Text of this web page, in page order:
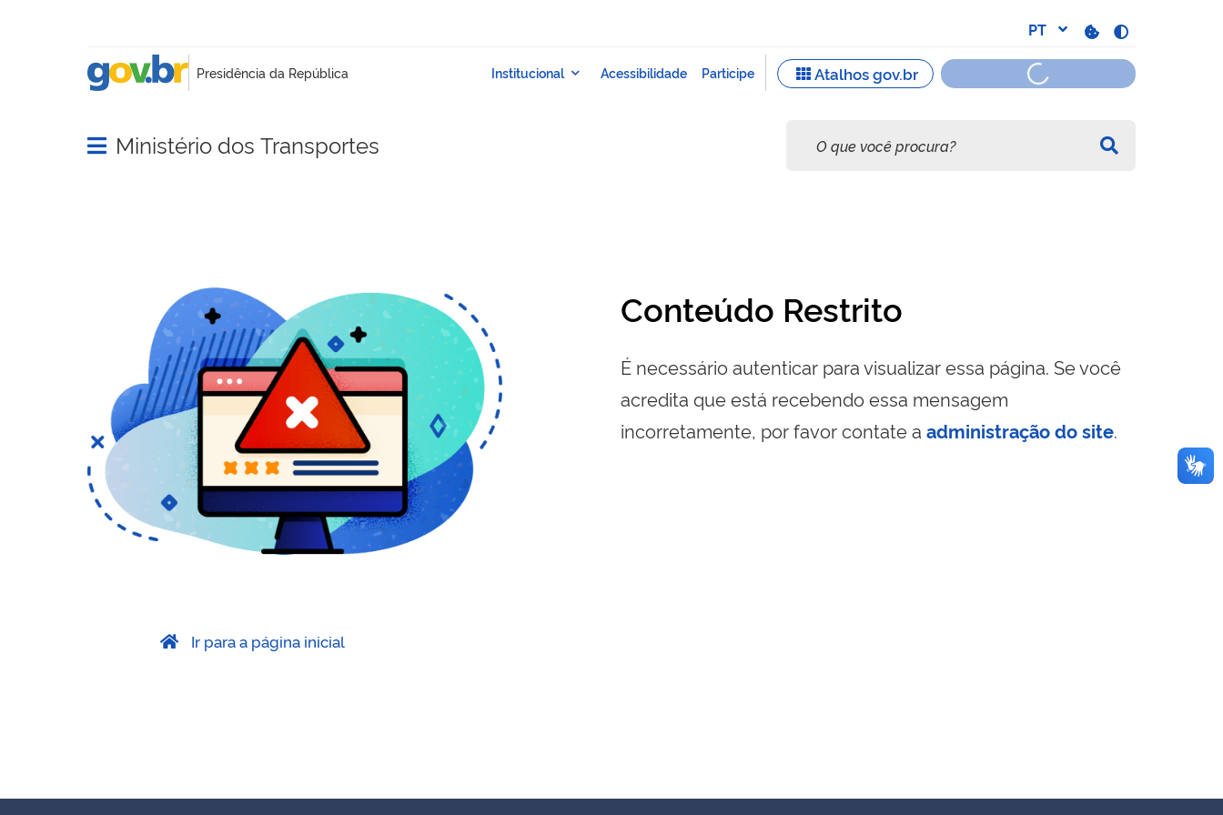
Abrir menu principal de navegação
Ministério dos Transportes
Conteúdo Restrito
É necessário autenticar para visualizar essa página. Se você
acredita que está recebendo essa mensagem
incorretamente, por favor contate a administração do site.
Ir para a página inicial